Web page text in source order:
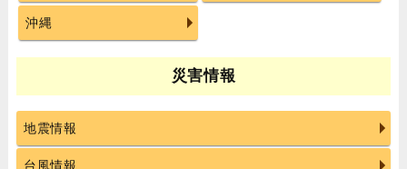
沖縄
災害情報
地震情報
台風情報